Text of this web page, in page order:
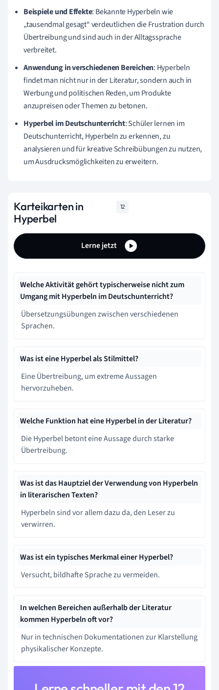
Beispiele und Effekte: Bekannte Hyperbeln wie
„tausendmal gesagt“ verdeutlichen die Frustration durch
Übertreibung und sind auch in der Alltagssprache
verbreitet.
Anwendung in verschiedenen Bereichen: Hyperbeln
findet man nicht nur in der Literatur, sondern auch in
Werbung und politischen Reden, um Produkte
anzupreisen oder Themen zu betonen.
Hyperbel im Deutschunterricht: Schüler lernen im
Deutschunterricht, Hyperbeln zu erkennen, zu
analysieren und für kreative Schreibübungen zu nutzen,
um Ausdrucksmöglichkeiten zu erweitern.
Karteikarten in
Hyperbel
12
Lerne jetzt
Welche Aktivität gehört typischerweise nicht zum
Umgang mit Hyperbeln im Deutschunterricht?
Übersetzungsübungen zwischen verschiedenen
Sprachen.
Was ist eine Hyperbel als Stilmittel?
Eine Übertreibung, um extreme Aussagen
hervorzuheben.
Welche Funktion hat eine Hyperbel in der Literatur?
Die Hyperbel betont eine Aussage durch starke
Übertreibung.
Was ist das Hauptziel der Verwendung von Hyperbeln
in literarischen Texten?
Hyperbeln sind vor allem dazu da, den Leser zu
verwirren.
Was ist ein typisches Merkmal einer Hyperbel?
Versucht, bildhafte Sprache zu vermeiden.
In welchen Bereichen außerhalb der Literatur
kommen Hyperbeln oft vor?
Nur in technischen Dokumentationen zur Klarstellung
physikalischer Konzepte.